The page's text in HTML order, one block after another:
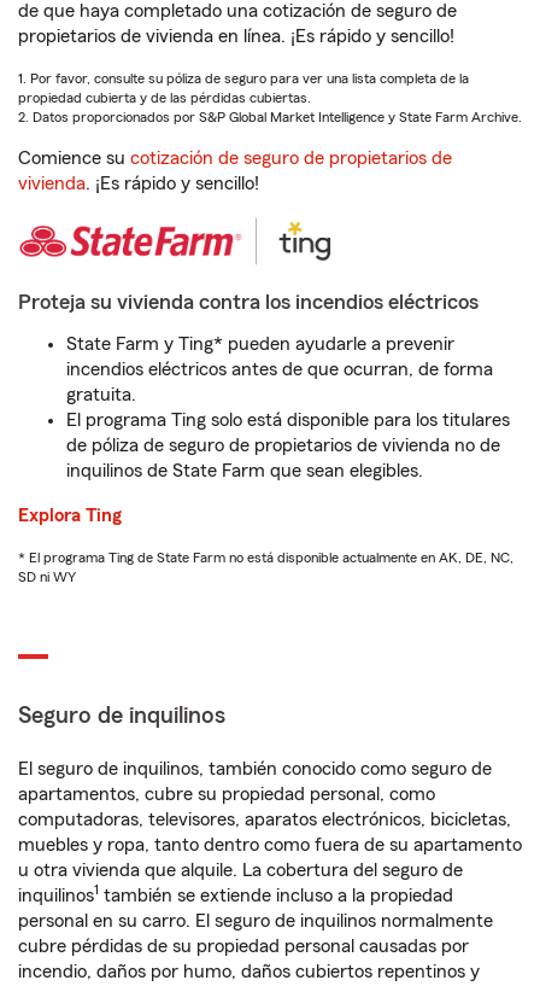
de que haya completado una cotización de seguro de
propietarios de vivienda en línea. ¡Es rápido y sencillo!
1. Por favor, consulte su póliza de seguro para ver una lista completa de la
propiedad cubierta y de las pérdidas cubiertas.
2. Datos proporcionados por S&P Global Market Intelligence y State Farm Archive.
Comience su cotización de seguro de propietarios de
vivienda. ¡Es rápido y sencillo!
Proteja su vivienda contra los incendios eléctricos
State Farm y Ting* pueden ayudarle a prevenir
incendios eléctricos antes de que ocurran, de forma
gratuita.
El programa Ting solo está disponible para los titulares
de póliza de seguro de propietarios de vivienda no de
inquilinos de State Farm que sean elegibles.
Explora Ting
* El programa Ting de State Farm no está disponible actualmente en AK, DE, NC,
SD ni WY
Seguro de inquilinos
El seguro de inquilinos, también conocido como seguro de
apartamentos, cubre su propiedad personal, como
computadoras, televisores, aparatos electrónicos, bicicletas,
muebles y ropa, tanto dentro como fuera de su apartamento
u otra vivienda que alquile. La cobertura del seguro de
inquilinos1 también se extiende incluso a la propiedad
personal en su carro. El seguro de inquilinos normalmente
cubre pérdidas de su propiedad personal causadas por
incendio, daños por humo, daños cubiertos repentinos y